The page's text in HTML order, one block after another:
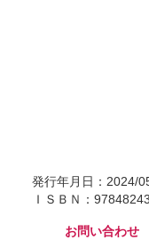
発行年月日：2024/
ＩＳＢＮ：
お問い合わせ